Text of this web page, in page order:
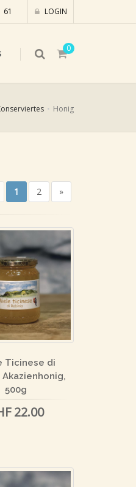
61 LOGIN
0
Honig
1 2 »
Ticinese di
Akazienhonig,
500g
22.00